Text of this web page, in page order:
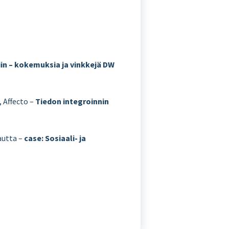
kokemuksia ja vinkkejä DW
, Affecto – Tiedon integroinnin
– case: Sosiaali- ja